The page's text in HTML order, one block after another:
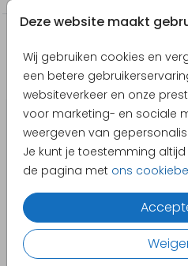
Deze website maakt
Wij gebruiken cookies en
een betere
websiteverkeer en onze
voor marketing- en sociale
weergeven van
Je kunt je toestemming
de pagina met ons
Bedankkaart